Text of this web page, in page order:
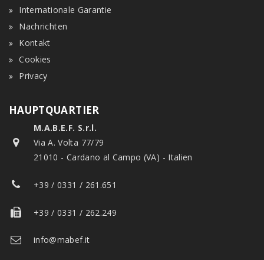
Internationale Garantie
Nachrichten
Kontakt
Cookies
Privacy
HAUPTQUARTIER
M.A.B.E.F. S.r.l.
Via A. Volta 77/79
21010 - Cardano al Campo (VA) - Italien
+39 / 0331 / 261.651
+39 / 0331 / 262.249
info@mabef.it